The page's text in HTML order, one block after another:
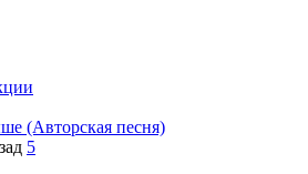
(Авторская песня)
5